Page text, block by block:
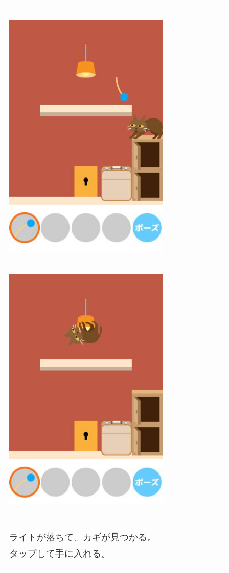
ライトが落ちて、カギが見つかる。
タップして手に入れる。